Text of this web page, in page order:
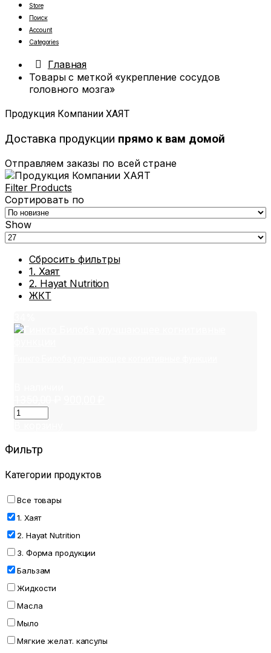
Store
Поиск
Account
Categories
Главная
Товары с меткой «укрепление сосудов
головного мозга»
Продукция Компании ХАЯТ
Доставка продукции прямо к вам домой
Отправляем заказы по всей стране
Filter Products
Сортировать по
Show
Сбросить фильтры
1. Хаят
2. Hayat Nutrition
ЖКТ
Фильтр
Категории продуктов
Все товары
1. Хаят
2. Hayat Nutrition
3. Форма продукции
Бальзам
Жидкости
Масла
Мыло
Мягкие желат. капсулы